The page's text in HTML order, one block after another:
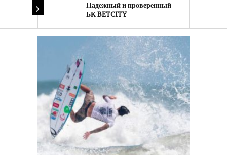
Надежный и проверенный
БК BETCITY